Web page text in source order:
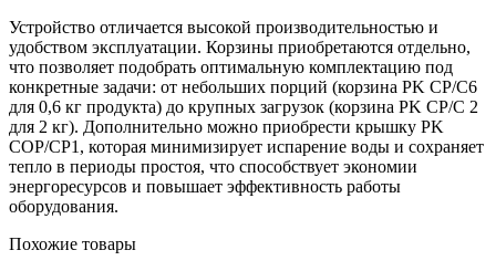
Устройство отличается высокой производительностью и
удобством эксплуатации. Корзины приобретаются отдельно,
что позволяет подобрать оптимальную комплектацию под
конкретные задачи: от небольших порций (корзина PK CP/C6
для 0,6 кг продукта) до крупных загрузок (корзина PK CP/C 2
для 2 кг). Дополнительно можно приобрести крышку PK
COP/CP1, которая минимизирует испарение воды и сохраняет
тепло в периоды простоя, что способствует экономии
энергоресурсов и повышает эффективность работы
оборудования.
Похожие товары